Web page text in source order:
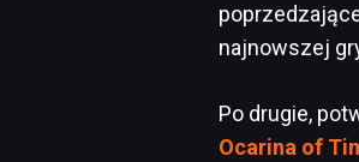
najnowszej
Po drugie,
Ocarina of